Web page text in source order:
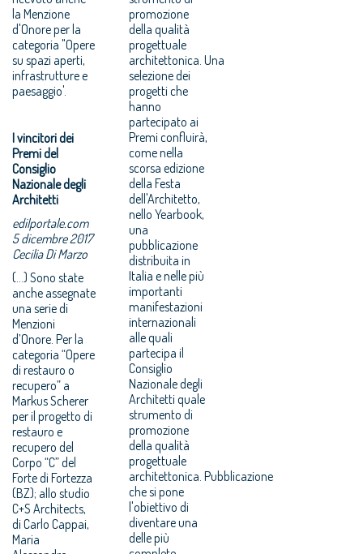
la Menzione
d'Onore per la
categoria "Opere
su spazi aperti,
infrastrutture e
paesaggio'.
I vincitori dei
Premi del
Consiglio
Nazionale degli
Architetti
edilportale.com
5 dicembre 2017
Cecilia Di Marzo
(...) Sono state
anche assegnate
una serie di
Menzioni
d’Onore. Per la
categoria “Opere
di restauro o
recupero” a
Markus Scherer
per il progetto di
restauro e
recupero del
Corpo “C” del
Forte di Fortezza
(BZ); allo studio
C+S Architects,
di Carlo Cappai,
Maria
promozione
della qualità
progettuale
architettonica. Una
selezione dei
progetti che
hanno
partecipato ai
Premi confluirà,
come nella
scorsa edizione
della Festa
dell'Architetto,
nello Yearbook,
una
pubblicazione
distribuita in
Italia e nelle più
importanti
manifestazioni
internazionali
alle quali
partecipa il
Consiglio
Nazionale degli
Architetti quale
strumento di
promozione
della qualità
progettuale
architettonica. Pubblicazione
che si pone
l'obiettivo di
diventare una
delle più